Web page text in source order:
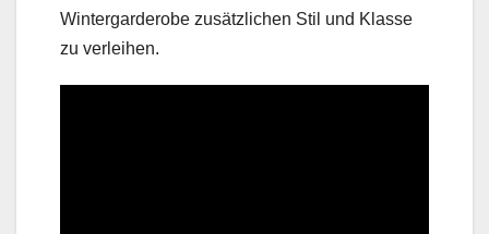
Wintergarderobe zusätzlichen Stil und Klasse
zu verleihen.